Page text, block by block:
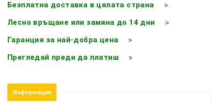
Безплатна доставка в цялата страна
Лесно връщане или замяна до 14 дни
Гаранция за най-добра цена
Прегледай преди да платиш
Информация